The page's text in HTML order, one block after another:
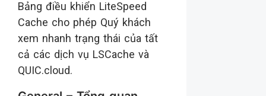
Bảng điều khiển LiteSpeed ​​
Cache cho phép Quý khách
xem nhanh trạng thái của tất
cả các dịch vụ LSCache và
QUIC.cloud.